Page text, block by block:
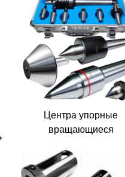
Центра упорные
вращающиеся